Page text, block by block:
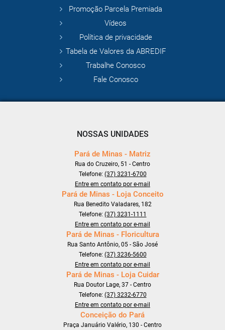
Promoção Parcela Premiada
Vídeos
Política de privacidade
Tabela de Valores da ABREDIF
Trabalhe Conosco
Fale Conosco
NOSSAS UNIDADES
Pará de Minas - Matriz
Rua do Cruzeiro, 51 - Centro
Telefone: (37) 3231-6700
Entre em contato por e-mail
Pará de Minas - Loja Conceito
Rua Benedito Valadares, 182
Telefone: (37) 3231-1111
Entre em contato por e-mail
Pará de Minas - Floricultura
Rua Santo Antônio, 05 - São José
Telefone: (37) 3236-5600
Entre em contato por e-mail
Pará de Minas - Loja Cuidar
Rua Doutor Lage, 37 - Centro
Telefone: (37) 3232-6770
Entre em contato por e-mail
Conceição do Pará
Praça Januário Valério, 130 - Centro